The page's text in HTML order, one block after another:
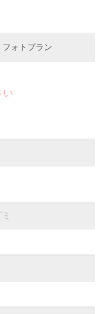
ォトプラン
い